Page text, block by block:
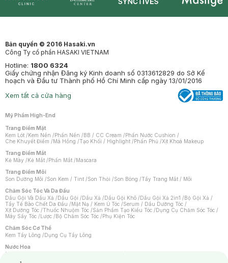
Bản quyền © 2016 Hasaki.vn
Công Ty cổ phần HASAKI VIETNAM
Hotline: 1800 6324
Giấy chứng nhận Đăng ký Kinh doanh số 0313612829 do Sở Kế
hoạch và Đầu tư Thành phố Hồ Chí Minh cấp ngày 13/01/2016
Xem tất cả cửa hàng
Mỹ Phẩm High-End
Trang Điểm Mặt
Kem Lót /Kem Nền /Phấn Nền /BB / CC Cream /Phấn Nước Cushion /
Che Khuyết Điểm /Má Hồng /Tạo Khối / Highlight /Phấn Phủ /Xịt Khoá Makeup
Trang Điểm Mắt
Kẻ Mày /Kẻ Mắt /Phấn Mắt /Mascara
Trang Điểm Môi
Son Dưỡng Môi /Son Kem / Tint /Son Thỏi /Son Bóng /Tẩy Trang Mắt / Môi
Chăm Sóc Tóc Và Da Đầu
Dầu Gội Và Dầu Xả /Dầu Gội /Dầu Xả /Dầu Gội Khô /Dầu Gội Xả 2in1 /Bộ Gội Xả /
Tẩy Tế Bào Chết Da Đầu /Mặt Nạ / Kem Ủ Tóc /Serum / Dầu Dưỡng Tóc /
Xịt Dưỡng Tóc /Thuốc Nhuộm Tóc /Sản Phẩm Tạo Kiểu Tóc /Dụng Cụ Chăm Sóc Tóc /
Máy Sấy Tóc /Lược /Bộ Chăm Sóc Tóc /Phụ Kiện Tóc
Chăm Sóc Cơ Thể
Kem Tẩy Lông /Dụng Cụ Tẩy Lông
Nước Hoa
Nước Hoa Nữ